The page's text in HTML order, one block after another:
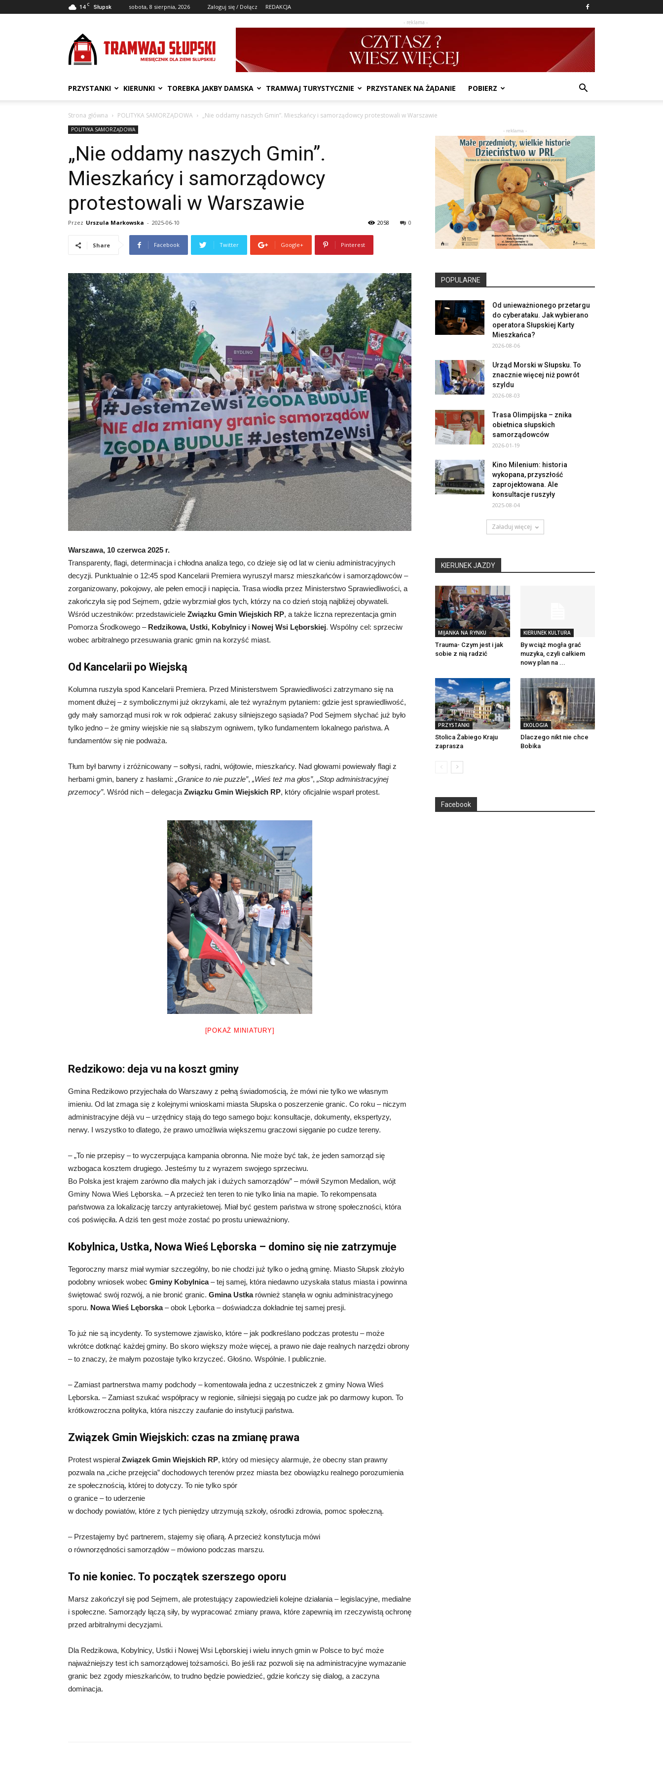
14 C Słupsk sobota, 8 sierpnia, 2026 Zaloguj się / Dołącz REDAKCJA
Tramwaj
Słupski
- reklama -
PRZYSTANKI KIERUNKI TOREBKA JAKBY DAMSKA TRAMWAJ TURYSTYCZNIE PRZYSTANEK NA ŻĄDANIE POBIERZ
Strona główna POLITYKA SAMORZĄDOWA „Nie oddamy naszych Gmin”. Mieszkańcy i samorządowcy protestowali w Warszawie
POLITYKA SAMORZĄDOWA
„Nie oddamy naszych Gmin”.
Mieszkańcy i samorządowcy
protestowali w Warszawie
Przez Urszula Markowska - 2025-06-10 0
2058
Share Facebook Twitter Google+ Pinterest
Warszawa, 10 czerwca 2025 r.
Transparenty, flagi, determinacja i chłodna analiza tego, co dzieje się od lat w cieniu administracyjnych
decyzji. Punktualnie o 12:45 spod Kancelarii Premiera wyruszył marsz mieszkańców i samorządowców –
zorganizowany, pokojowy, ale pełen emocji i napięcia. Trasa wiodła przez Ministerstwo Sprawiedliwości, a
zakończyła się pod Sejmem, gdzie wybrzmiał głos tych, którzy na co dzień stoją najbliżej obywateli.
Wśród uczestników: przedstawiciele Związku Gmin Wiejskich RP, a także liczna reprezentacja gmin
Pomorza Środkowego – Redzikowa, Ustki, Kobylnicy i Nowej Wsi Lęborskiej. Wspólny cel: sprzeciw
wobec arbitralnego przesuwania granic gmin na korzyść miast.
Od Kancelarii po Wiejską
Kolumna ruszyła spod Kancelarii Premiera. Przed Ministerstwem Sprawiedliwości zatrzymano się na
moment dłużej – z symbolicznymi już okrzykami, ale też wyraźnym pytaniem: gdzie jest sprawiedliwość,
gdy mały samorząd musi rok w rok odpierać zakusy silniejszego sąsiada? Pod Sejmem słychać już było
tylko jedno – że gminy wiejskie nie są słabszym ogniwem, tylko fundamentem lokalnego państwa. A
fundamentów się nie podważa.
Tłum był barwny i zróżnicowany – sołtysi, radni, wójtowie, mieszkańcy. Nad głowami powiewały flagi z
herbami gmin, banery z hasłami: „Granice to nie puzzle”, „Wieś też ma głos”, „Stop administracyjnej
przemocy”. Wśród nich – delegacja Związku Gmin Wiejskich RP, który oficjalnie wsparł protest.
[POKAŻ MINIATURY]
Redzikowo: deja vu na koszt gminy
Gmina Redzikowo przyjechała do Warszawy z pełną świadomością, że mówi nie tylko we własnym
imieniu. Od lat zmaga się z kolejnymi wnioskami miasta Słupska o poszerzenie granic. Co roku – niczym
administracyjne déjà vu – urzędnicy stają do tego samego boju: konsultacje, dokumenty, ekspertyzy,
nerwy. I wszystko to dlatego, że prawo umożliwia większemu graczowi sięganie po cudze tereny.
– „To nie przepisy – to wyczerpująca kampania obronna. Nie może być tak, że jeden samorząd się
wzbogaca kosztem drugiego. Jesteśmy tu z wyrazem swojego sprzeciwu.
Bo Polska jest krajem zarówno dla małych jak i dużych samorządów” – mówił Szymon Medalion, wójt
Gminy Nowa Wieś Lęborska. – A przecież ten teren to nie tylko linia na mapie. To rekompensata
państwowa za lokalizację tarczy antyrakietowej. Miał być gestem państwa w stronę społeczności, która
coś poświęciła. A dziś ten gest może zostać po prostu unieważniony.
Kobylnica, Ustka, Nowa Wieś Lęborska – domino się nie zatrzymuje
Tegoroczny marsz miał wymiar szczególny, bo nie chodzi już tylko o jedną gminę. Miasto Słupsk złożyło
podobny wniosek wobec Gminy Kobylnica– tej samej, która niedawno uzyskała status miasta i powinna
świętować swój rozwój, a nie bronić granic. Gmina Ustkarównież stanęła w ogniu administracyjnego
sporu. Nowa Wieś Lęborska– obok Lęborka – doświadcza dokładnie tej samej presji.
To już nie są incydenty. To systemowe zjawisko, które – jak podkreślano podczas protestu – może
wkrótce dotknąć każdej gminy. Bo skoro większy może więcej, a prawo nie daje realnych narzędzi obrony
– to znaczy, że małym pozostaje tylko krzyczeć. Głośno. Wspólnie. I publicznie.
– Zamiast partnerstwa mamy podchody – komentowała jedna z uczestniczek z gminy Nowa Wieś
Lęborska. – Zamiast szukać współpracy w regionie, silniejsi sięgają po cudze jak po darmowy kupon. To
krótkowzroczna polityka, która niszczy zaufanie do instytucji państwa.
Związek Gmin Wiejskich: czas na zmianę prawa
Protest wspierałZwiązek Gmin Wiejskich RP, który od miesięcy alarmuje, że obecny stan prawny
pozwala na „ciche przejęcia” dochodowych terenów przez miasta bez obowiązku realnego porozumienia
ze społecznością, której to dotyczy. To nie tylko spór
o granice – to uderzenie
w dochody powiatów, które z tych pieniędzy utrzymują szkoły, ośrodki zdrowia, pomoc społeczną.
– Przestajemy być partnerem, stajemy się ofiarą. A przecież konstytucja mówi
o równorzędności samorządów – mówiono podczas marszu.
To nie koniec. To początek szerszego oporu
Marsz zakończył się pod Sejmem, ale protestujący zapowiedzieli kolejne działania – legislacyjne, medialne
i społeczne. Samorządy łączą siły, by wypracować zmiany prawa, które zapewnią im rzeczywistą ochronę
przed arbitralnymi decyzjami.
Dla Redzikowa, Kobylnicy, Ustki i Nowej Wsi Lęborskiej i wielu innych gmin w Polsce to być może
najważniejszy test ich samorządowej tożsamości. Bo jeśli raz pozwoli się na administracyjne wymazanie
granic bez zgody mieszkańców, to trudno będzie powiedzieć, gdzie kończy się dialog, a zaczyna
dominacja.
- reklama -
POPULARNE
Od unieważnionego przetargu
do cyberataku. Jak wybierano
operatora Słupskiej Karty
Mieszkańca?
2026-08-06
Urząd Morski w Słupsku. To
znacznie więcej niż powrót
szyldu
2026-08-03
Trasa Olimpijska – znika
obietnica słupskich
samorządowców
2026-01-19
Kino Milenium: historia
wykopana, przyszłość
zaprojektowana. Ale
konsultacje ruszyły
2025-08-04
Załaduj więcej
KIERUNEK JAZDY
MIJANKA NA RYNKU
Trauma- Czym jest i jak
sobie z nią radzić
KIERUNEK KULTURA
By wciąż mogła grać
muzyka, czyli całkiem
nowy plan na ...
PRZYSTANKI
Stolica Żabiego Kraju
zaprasza
EKOLOGIA
Dlaczego nikt nie chce
Bobika
Facebook